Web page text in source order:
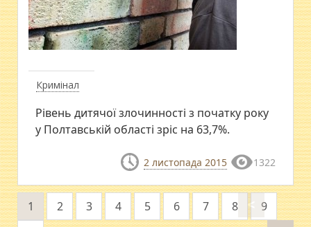
Кримінал
Рівень дитячої злочинності з початку року
у Полтавській області зріс на 63,7%.
2 листопада 2015 1322
<
1 2 3 4 5 6 7 8
9